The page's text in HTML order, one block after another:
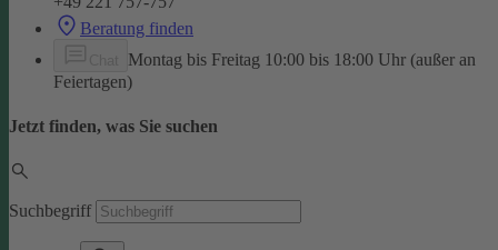
Beratung finden
Montag bis Freitag 10:00 bis 18:00 Uhr (außer an
Feiertagen)
Jetzt finden, was Sie suchen
Suchbegriff